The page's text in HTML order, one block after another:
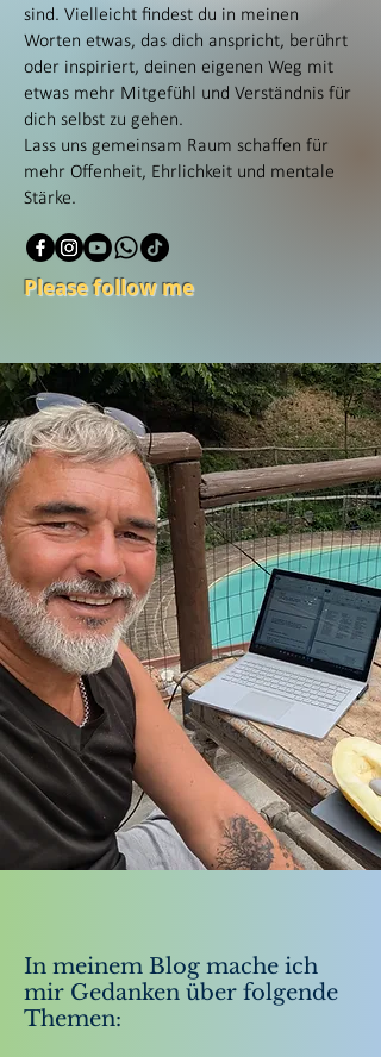
sind. Vielleicht findest du in meinen
Worten etwas, das dich anspricht, berührt
oder inspiriert, deinen eigenen Weg mit
etwas mehr Mitgefühl und Verständnis für
dich selbst zu gehen.
Lass uns gemeinsam Raum schaffen für
mehr Offenheit, Ehrlichkeit und mentale
Stärke.
Please follow me
In meinem Blog mache ich
mir Gedanken über folgende
Themen: